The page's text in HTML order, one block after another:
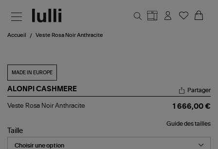
Accueil Veste Rosa Noir Anthracite
MADE IN EUROPE
ALONPI CASHMERE
Veste
Anthracite
Partager
Veste Rosa Noir Anthracite 1 666,00 €
Guide des tailles
Taille